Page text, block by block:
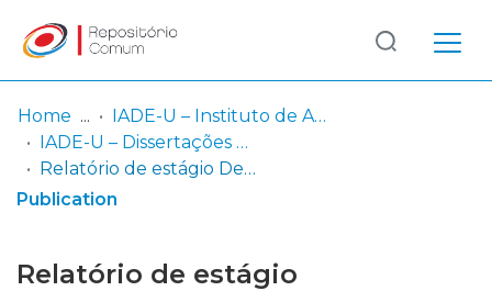
Statistics
Log
In
(current)
Home
IADE-U – Instituto de Arte, Design e Empresa - Universitário
IADE-U – Dissertações de Mestrado
Relatório de estágio DesignLab4U
Publication
Relatório de estágio